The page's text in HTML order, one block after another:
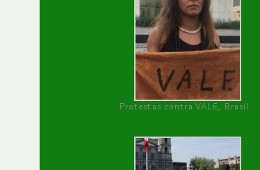
Protestas contra VALE, Brasil